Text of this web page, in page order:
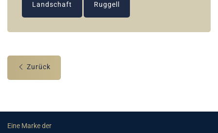
Landschaft Ruggell
Zurück
Eine Marke der